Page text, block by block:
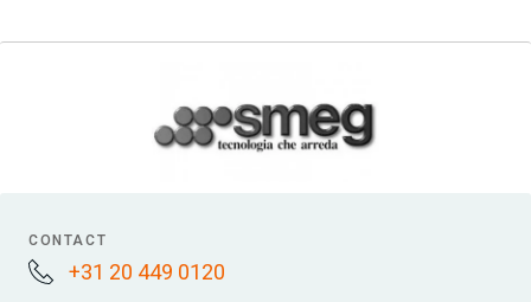
CONTACT
+31 20 449 0120